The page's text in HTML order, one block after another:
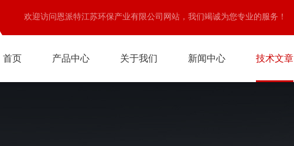
欢迎访问恩派特江苏环保产业有限公司网站，我们竭诚为您专业的服务！
首页 产品中心 关于我们 新闻中心 技术文章